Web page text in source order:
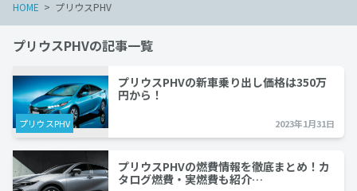
HOME プリウスPHV
プリウスPHVの記事一覧
プリウスPHV
プリウスPHVの新車乗り出し価格は350万
円から！
2023年1月31日
プリウスPHVの燃費情報を徹底まとめ！カ
タログ燃費・実燃費も紹介…